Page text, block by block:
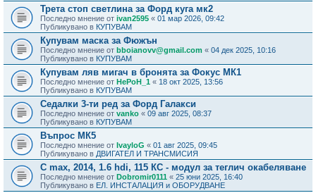
Трета стоп светлина за Форд куга мк2
Последно мнение от ivan2595 « 01 мар 2026, 09:42
Публикувано в КУПУВАМ
Купувам маска за Фюжън
Последно мнение от bboianovv@gmail.com « 04 дек 2025, 10:16
Публикувано в КУПУВАМ
Купувам ляв мигач в бронята за Фокус МК1
Последно мнение от HePoH_1 « 18 окт 2025, 13:56
Публикувано в КУПУВАМ
Седалки 3-ти ред за Форд Галакси
Последно мнение от vanko « 09 авг 2025, 08:37
Публикувано в КУПУВАМ
Въпрос МК5
Последно мнение от IvayloG « 01 авг 2025, 09:45
Публикувано в ДВИГАТЕЛ И ТРАНСМИСИЯ
C max, 2014, 1.6 hdi, 115 КС - модул за теглич окабеляване
Последно мнение от Dobromir0111 « 25 юни 2025, 16:40
Публикувано в ЕЛ. ИНСТАЛАЦИЯ и ОБОРУДВАНЕ